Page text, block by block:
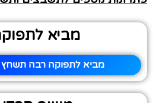
מביא
מביא לתפוקה רבה תשחץ